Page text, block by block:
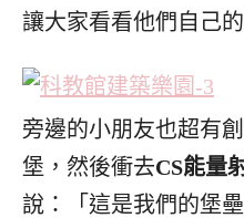
讓大家看看他們自己的
旁邊的小朋友也超有
堡，然後衝去CS能量
說：「這是我們的堡